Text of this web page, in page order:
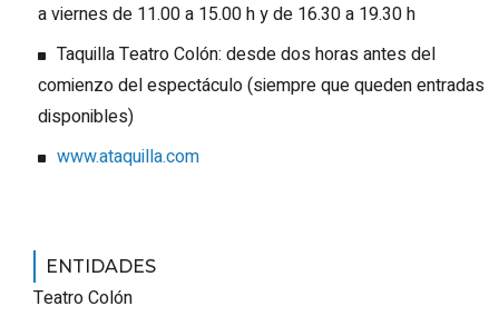
a viernes de 11.00 a 15.00 h y de 16.30 a 19.30 h
Taquilla Teatro Colón: desde dos horas antes del
comienzo del espectáculo (siempre que queden entradas
disponibles)
www.ataquilla.com
ENTIDADES
Teatro Colón